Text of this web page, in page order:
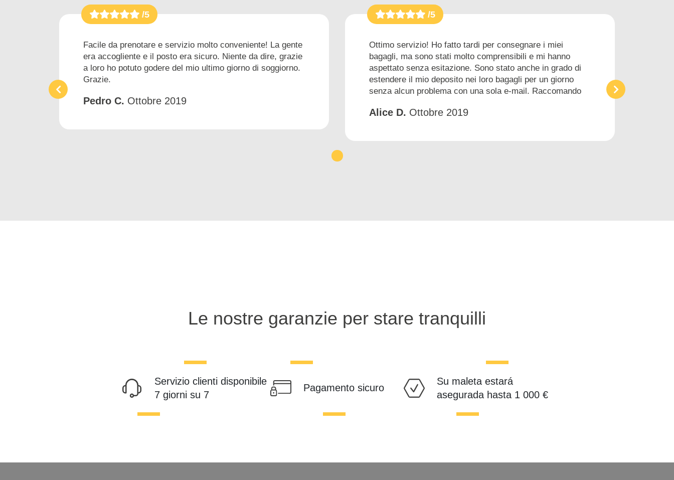
/5
Facile da prenotare e servizio molto conveniente! La gente
era accogliente e il posto era sicuro. Niente da dire, grazie
a loro ho potuto godere del mio ultimo giorno di soggiorno.
Grazie.
Pedro C. Ottobre 2019
/5
Ottimo servizio! Ho fatto tardi per consegnare i miei
bagagli, ma sono stati molto comprensibili e mi hanno
aspettato senza esitazione. Sono stato anche in grado di
estendere il mio deposito nei loro bagagli per un giorno
senza alcun problema con una sola e-mail. Raccomando
Alice D. Ottobre 2019
Le nostre garanzie per stare tranquilli
Servizio clienti disponibile
7 giorni su 7
Pagamento sicuro
Su maleta estará
asegurada hasta 1 000 €